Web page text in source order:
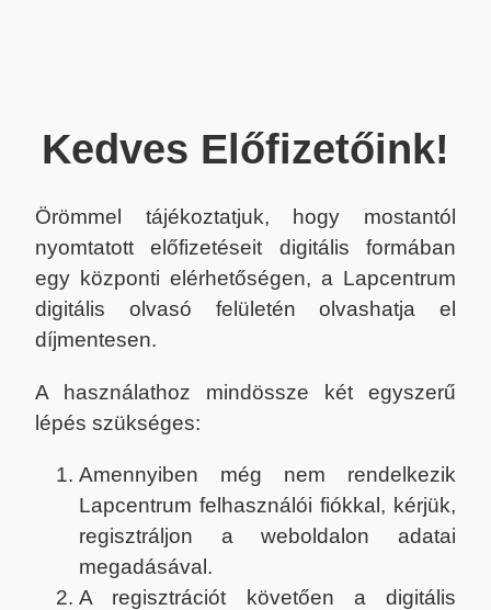
Kedves Előfizetőink!
Örömmel tájékoztatjuk, hogy mostantól
nyomtatott előfizetéseit digitális formában
egy központi elérhetőségen, a Lapcentrum
digitális olvasó felületén olvashatja el
díjmentesen.
A használathoz mindössze két egyszerű
lépés szükséges:
Amennyiben még nem rendelkezik
Lapcentrum felhasználói fiókkal, kérjük,
regisztráljon a weboldalon adatai
megadásával.
A regisztrációt követően a digitális